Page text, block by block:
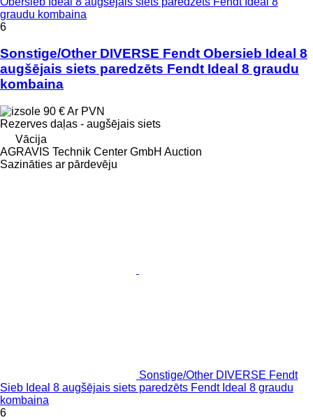
graudu kombaina
6
Sonstige/Other DIVERSE Fendt Obersieb Ideal 8
augšējais siets paredzēts Fendt Ideal 8 graudu
kombaina
90 €Ar PVN
Rezerves daļas - augšējais siets
Vācija
AGRAVIS Technik Center GmbH Auction
Sazināties ar pārdevēju
Sonstige/Other DIVERSE Fendt
Sieb Ideal 8 augšējais siets paredzēts Fendt Ideal 8 graudu
kombaina
6